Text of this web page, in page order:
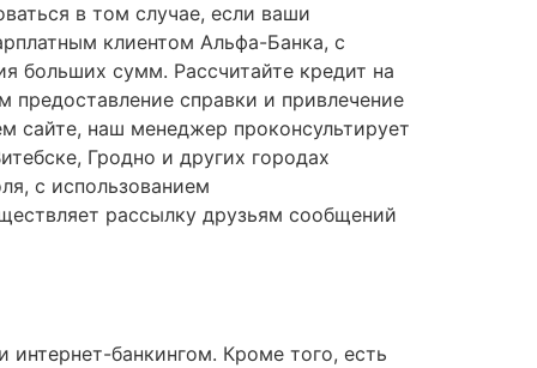
в том случае, если ваши
клиентом Альфа-Банка, с
больших сумм. Рассчитайте кредит на
справки и привлечение
сайте, наш менеджер проконсультирует
Гродно и других городах
с использованием
рассылку друзьям сообщений
банкингом. Кроме того, есть